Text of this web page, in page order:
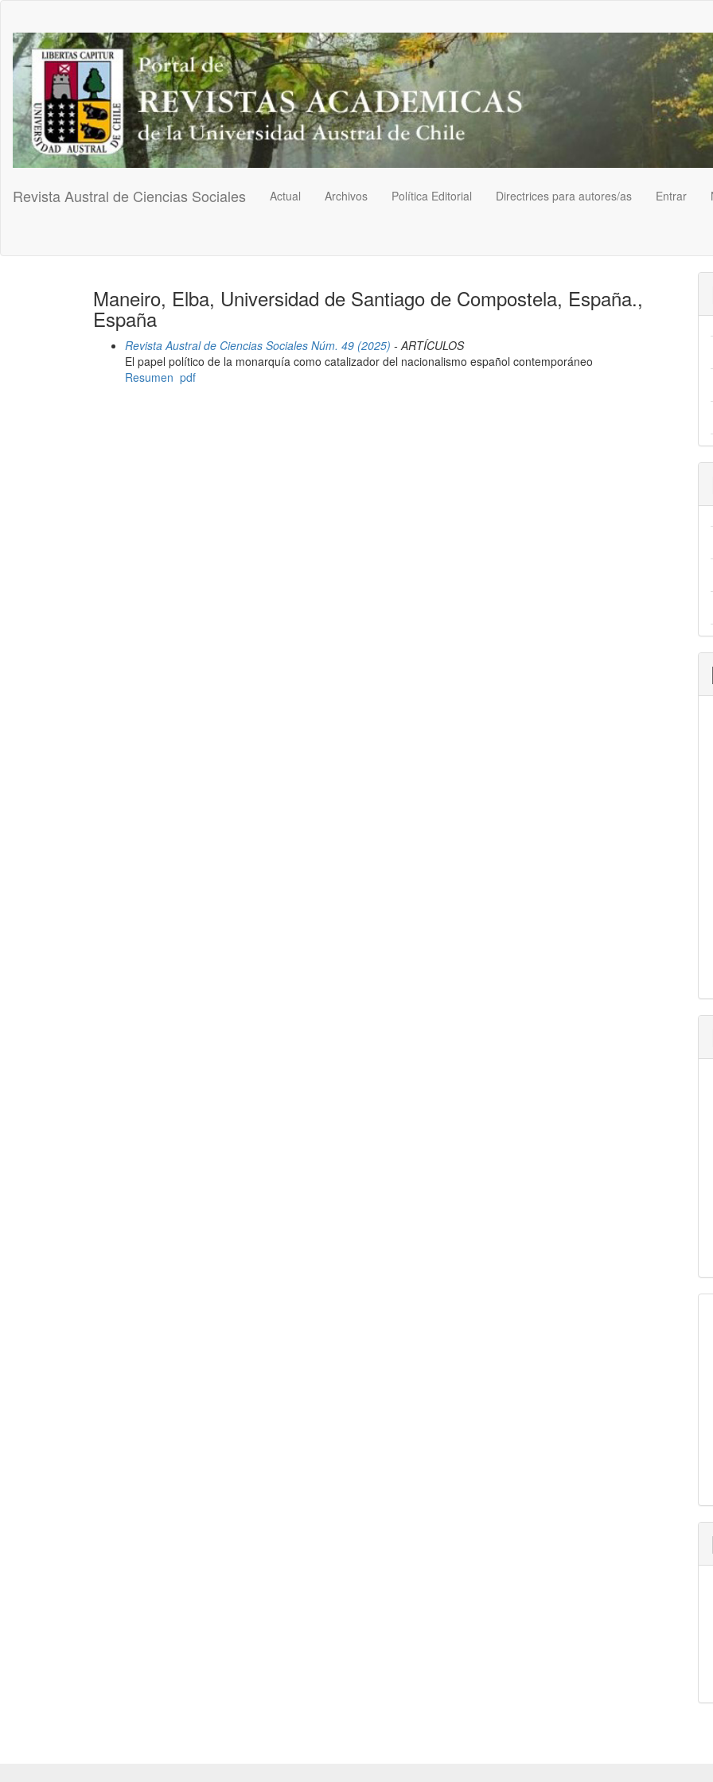
Contenido
principal
Barra
lateral
Revista Austral de Ciencias Sociales Actual Archivos Política Editorial Directrices para autores/as Entrar
Maneiro, Elba, Universidad de Santiago de Compostela, España.,
España
Revista Austral de Ciencias Sociales Núm. 49 (2025) - ARTÍCULOS
El papel político de la monarquía como catalizador del nacionalismo español contemporáneo
Resumen pdf